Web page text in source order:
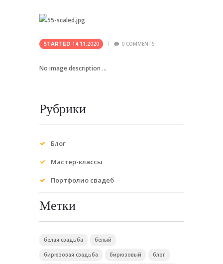
STARTED 14.11.2020 0COMMENTS
No image description ...
Рубрики
Блог
Мастер-классы
Портфолио свадеб
Метки
белая свадьба белый
бирюзовая свадьба бирюзовый блог